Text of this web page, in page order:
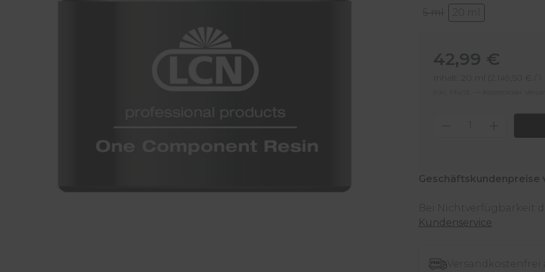
5 ml
20 ml
Regulärer Preis:
42,99 €
Inhalt: 20 ml (2.149,50 € / 1
Produkt
Geschäftskundenpreise
Bei Nichtverfügbarkeit
Kundenservice
Versandkostenfrei